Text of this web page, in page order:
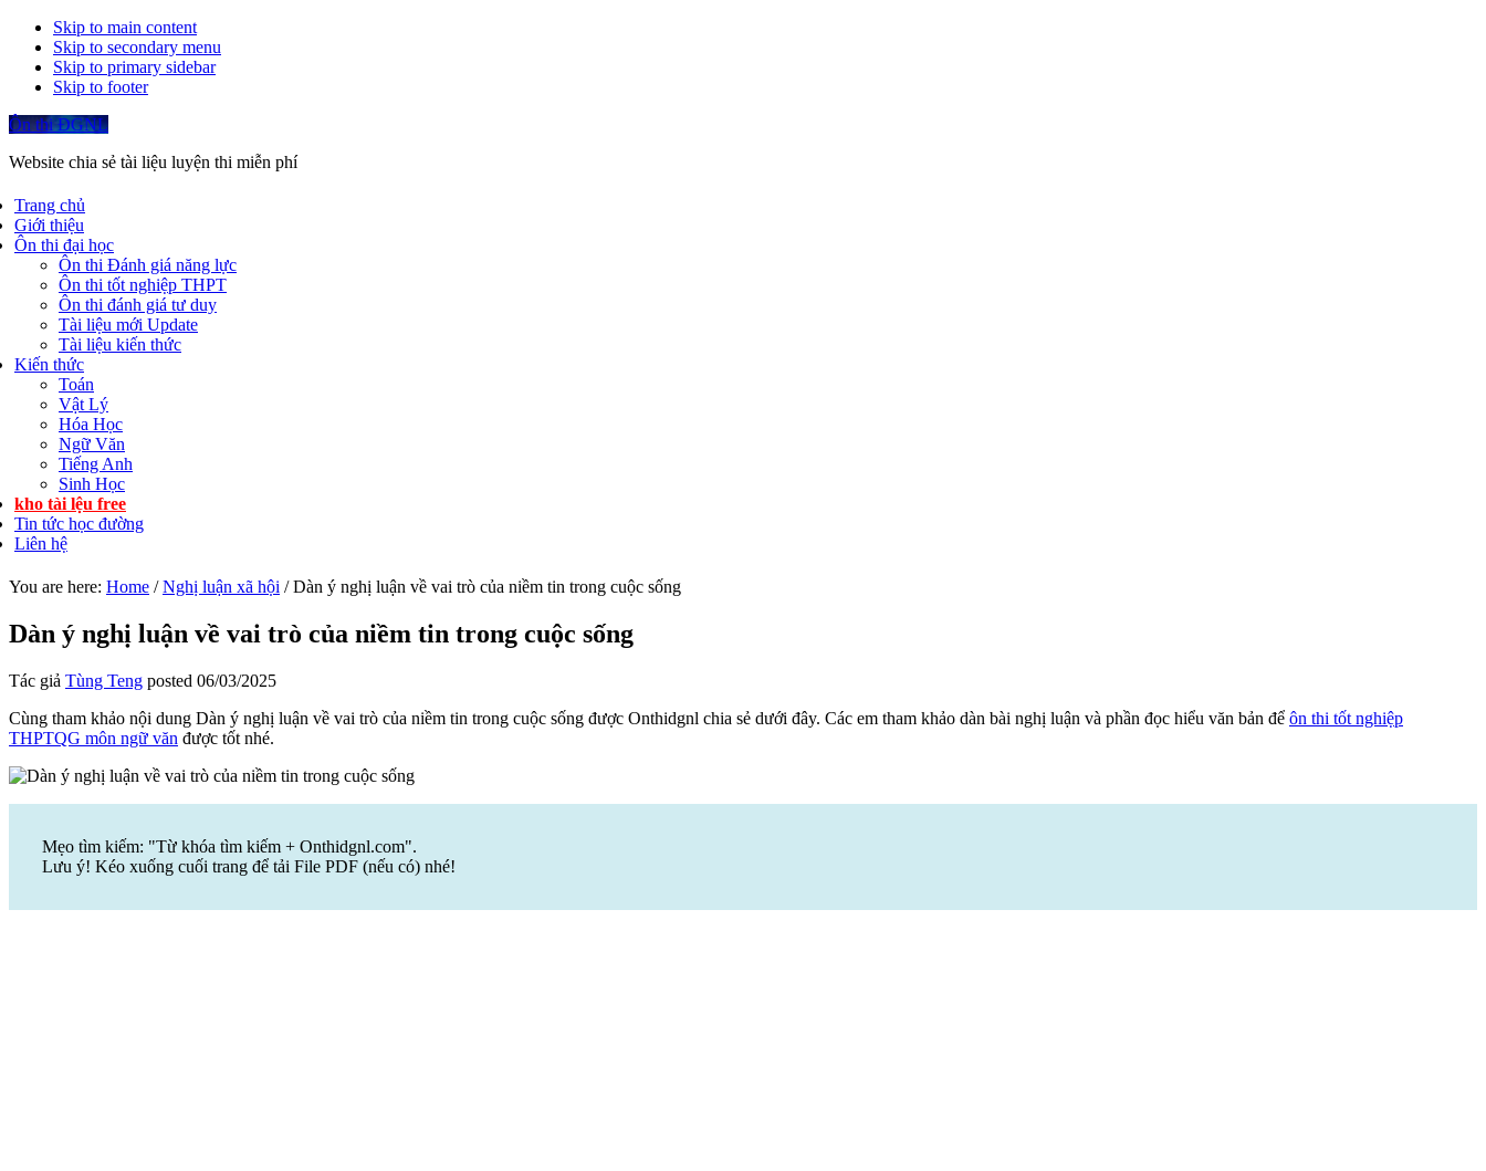
Skip to main content
Skip to secondary menu
Skip to primary sidebar
Skip to footer
Ôn thi ĐGNL
Website chia sẻ tài liệu luyện thi miễn phí
Trang chủ
Giới thiệu
Ôn thi đại học
Ôn thi Đánh giá năng lực
Ôn thi tốt nghiệp THPT
Ôn thi đánh giá tư duy
Tài liệu mới Update
Tài liệu kiến thức
Kiến thức
Toán
Vật Lý
Hóa Học
Ngữ Văn
Tiếng Anh
Sinh Học
kho tài lệu free
Tin tức học đường
Liên hệ
You are here: Home / Nghị luận xã hội /Dàn ý nghị luận về vai trò của niềm tin trong cuộc sống
Dàn ý nghị luận về vai trò của niềm tin trong cuộc sống
Tác giả Tùng Teng posted 06/03/2025
Cùng tham khảo nội dung Dàn ý nghị luận về vai trò của niềm tin trong cuộc sống được Onthidgnl chia sẻ dưới đây. Các em tham khảo dàn bài nghị luận và phần đọc hiểu văn bản để ôn thi tốt nghiệp
THPTQG môn ngữ văn được tốt nhé.
Mẹo tìm kiếm: "Từ khóa tìm kiếm + Onthidgnl.com".
Lưu ý! Kéo xuống cuối trang để tải File PDF (nếu có) nhé!